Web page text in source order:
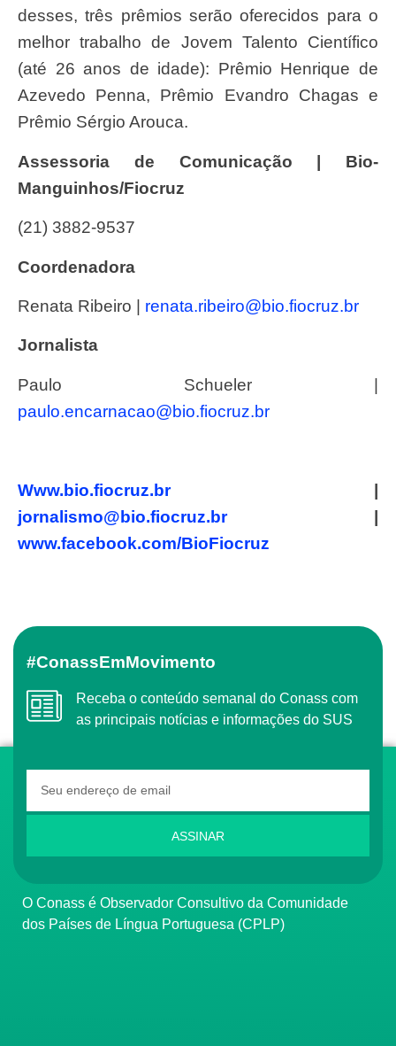
desses, três prêmios serão oferecidos para o
melhor trabalho de Jovem Talento Científico
(até 26 anos de idade): Prêmio Henrique de
Azevedo Penna, Prêmio Evandro Chagas e
Prêmio Sérgio Arouca.
Assessoria de Comunicação | Bio-
Manguinhos/Fiocruz
(21) 3882-9537
Coordenadora
Renata Ribeiro | renata.ribeiro@bio.fiocruz.br
Jornalista
Paulo Schueler |
paulo.encarnacao@bio.fiocruz.br
www.bio.fiocruz.br|
jornalismo@bio.fiocruz.br|
www.facebook.com/BioFiocruz
#ConassEmMovimento
Receba o conteúdo semanal do Conass com
as principais notícias e informações do SUS
ASSINAR
O Conass é Observador Consultivo da Comunidade
dos Países de Língua Portuguesa (CPLP)